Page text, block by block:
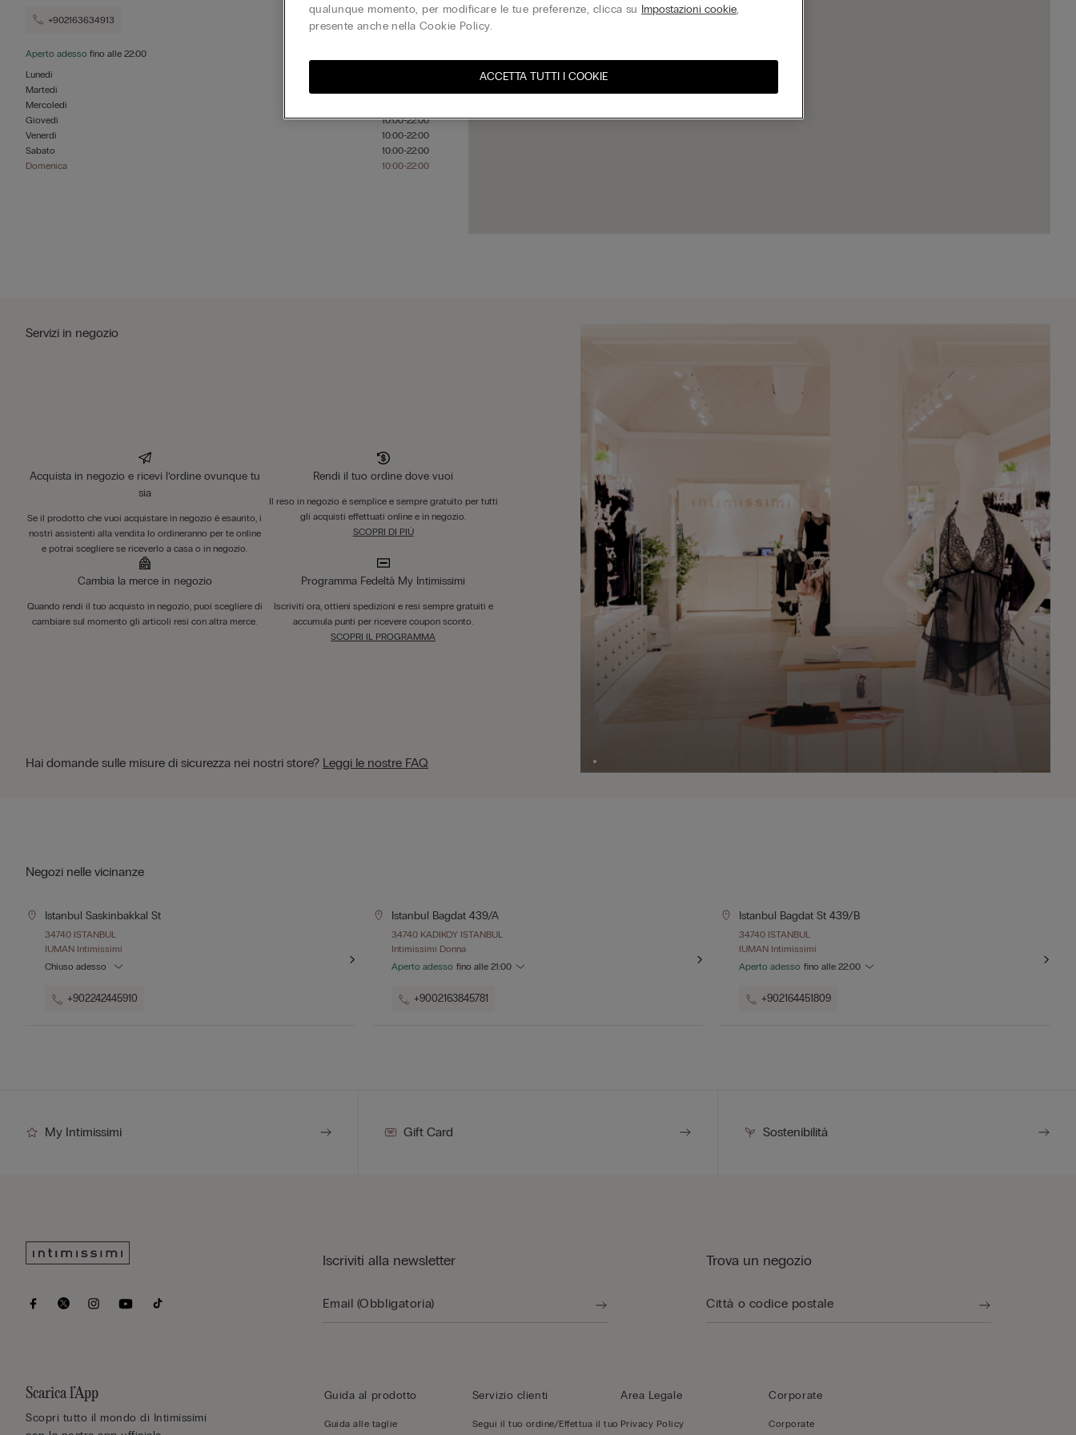
+902163634913
Aperto adesso fino alle 22:00
Lunedì
Martedì
Mercoledì
Giovedì
10:00-22:00
Venerdì
10:00-22:00
Sabato
10:00-22:00
Domenica
10:00-22:00
Servizi in negozio
Acquista in negozio e ricevi l’ordine ovunque tu
sia
Se il prodotto che vuoi acquistare in negozio è esaurito, i
nostri assistenti alla vendita lo ordineranno per te online
e potrai scegliere se riceverlo a casa o in negozio.
Rendi il tuo ordine dove vuoi
Il reso in negozio è semplice e sempre gratuito per tutti
gli acquisti effettuati online e in negozio.
SCOPRI DI PIÙ
Cambia la merce in negozio
Quando rendi il tuo acquisto in negozio, puoi scegliere di
cambiare sul momento gli articoli resi con altra merce.
Programma Fedeltà My Intimissimi
Iscriviti ora, ottieni spedizioni e resi sempre gratuiti e
accumula punti per ricevere coupon sconto.
SCOPRI IL PROGRAMMA
Hai domande sulle misure di sicurezza nei nostri store? Leggi le nostre FAQ
Negozi nelle vicinanze
Istanbul Saskinbakkal St
34740 ISTANBUL
IUMAN Intimissimi
Chiuso adesso
+902242445910
Istanbul Bagdat 439/a
34740 KADIKOY ISTANBUL
Intimissimi Donna
Aperto adesso fino alle21:00
+9002163845781
Istanbul Bagdat St 439/b
34740 ISTANBUL
IUMAN Intimissimi
Aperto adesso fino alle 22:00
+902164451809
My Intimissimi Gift Card Sostenibilità
Scarica l’App
Scopri tutto il mondo di Intimissimi
Iscriviti alla newsletter Trova un negozio
Guida al prodotto
Guida alle taglie
Servizio clienti
Segui il tuo ordine/Effettua il tuo
Area Legale
Privacy Policy
Corporate
Corporate
qualunque momento, per modificare le tue preferenze, clicca su Impostazioni cookie,
presente anche nella Cookie Policy.
ACCETTA TUTTI I COOKIE